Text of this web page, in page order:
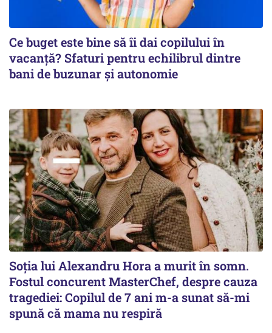
Ce buget este bine să îi dai copilului în
vacanță? Sfaturi pentru echilibrul dintre
bani de buzunar și autonomie
Soția lui Alexandru Hora a murit în somn.
Fostul concurent MasterChef, despre cauza
tragediei: Copilul de 7 ani m-a sunat să-mi
spună că mama nu respiră